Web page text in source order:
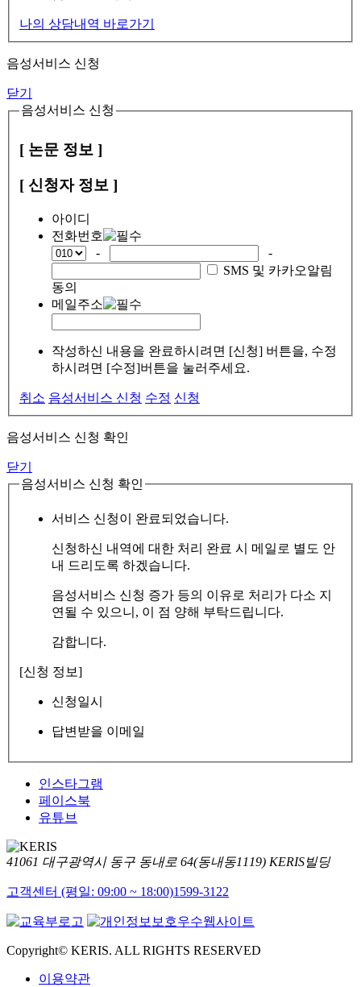
나의 상담내역 바로가기
음성서비스 신청
닫기
음성서비스 신청
[ 논문 정보 ]
[ 신청자 정보 ]
아이디
전화번호
-
-
SMS 및 카카오알림
동의
메일주소
작성하신 내용을 완료하시려면 [신청] 버튼을, 수정
하시려면 [수정]버튼을 눌러주세요.
취소 음성서비스 신청 수정 신청
음성서비스 신청 확인
닫기
음성서비스 신청 확인
서비스 신청이 완료되었습니다.
신청하신 내역에 대한 처리 완료 시 메일로 별도 안
내 드리도록 하겠습니다.
음성서비스 신청 증가 등의 이유로 처리가 다소 지
연될 수 있으니, 이 점 양해 부탁드립니다.
감합니다.
[신청 정보]
신청일시
답변받을 이메일
인스타그램
페이스북
유튜브
41061 대구광역시 동구 동내로 64(동내동1119) KERIS빌딩
고객센터 (평일: 09:00 ~ 18:00)1599-3122
Copyright© KERIS. ALL RIGHTS RESERVED
이용약관